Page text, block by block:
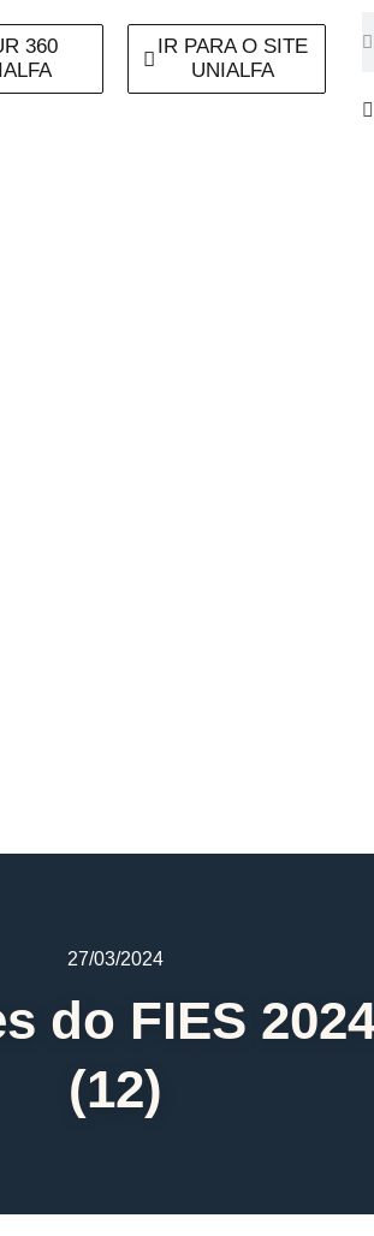
360
IR PARA O SITE
UNIALFA
27/03/2024
do FIES
(12)